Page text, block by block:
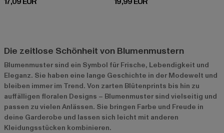
Die zeitlose Schönheit von Blumenmustern
Blumenmuster sind ein Symbol für Frische, Lebendigkeit und
Eleganz. Sie haben eine lange Geschichte in der Modewelt und
bleiben immer im Trend. Von zarten Blütenprints bis hin zu
auffälligen floralen Designs – Blumenmuster sind vielseitig und
passen zu vielen Anlässen. Sie bringen Farbe und Freude in
deine Garderobe und lassen sich leicht mit anderen
Kleidungsstücken kombinieren.